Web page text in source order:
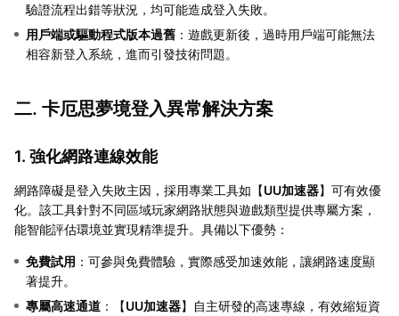
驗證流程出錯等狀況，均可能造成登入失敗。
用戶端或驅動程式版本過舊 ：遊戲更新後，過時用戶端可能無法
相容新登入系統，進而引發技術問題。
二. 卡厄思夢境登入異常解決方案
1. 強化網路連線效能
網路障礙是登入失敗主因，採用專業工具如【UU加速器】可有效優
化。該工具針對不同區域玩家網路狀態與遊戲類型提供專屬方案，
能智能評估環境並實現精準提升。具備以下優勢：
免費試用 ：可參與免費體驗，實際感受加速效能，讓網路速度顯
著提升。
專屬高速通道 ：【UU加速器】自主研發的高速專線，有效縮短資